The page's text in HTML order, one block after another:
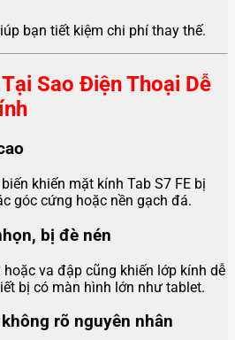
bạn tiết kiệm chi phí thay thế.
Sao Điện Thoại Dễ
khiến mặt kính Tab S7 FE bị
góc cứng hoặc nền gạch đá.
bị đè nén
va đập cũng khiến lớp kính dễ
bị có màn hình lớn như tablet.
rõ nguyên nhân